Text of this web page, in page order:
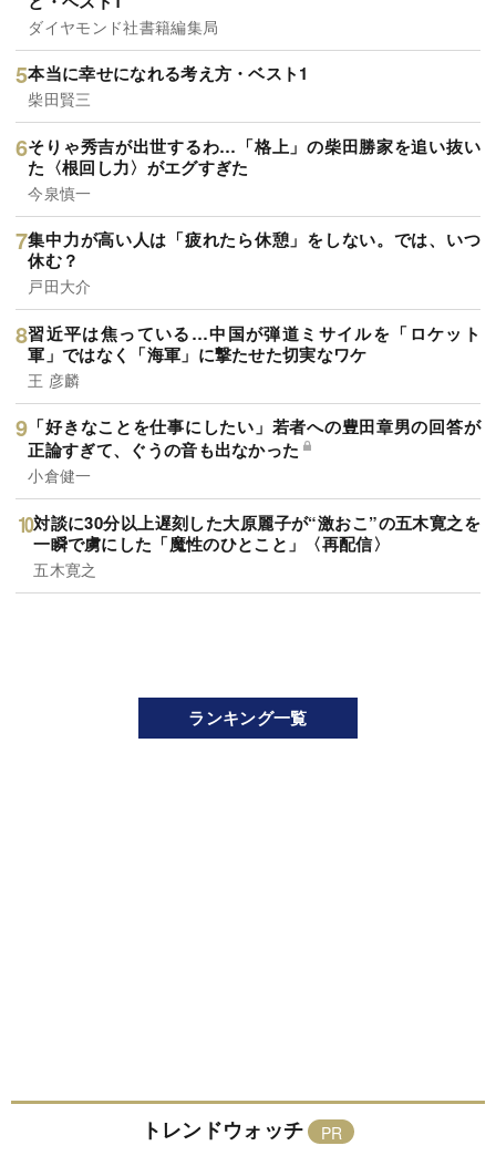
ダイヤモンド社書籍編集局
本当に幸せになれる考え方・ベスト1
柴田賢三
そりゃ秀吉が出世するわ…「格上」の柴田勝家を追い抜い
た〈根回し力〉がエグすぎた
今泉慎一
集中力が高い人は「疲れたら休憩」をしない。では、いつ
休む？
戸田大介
習近平は焦っている…中国が弾道ミサイルを「ロケット
軍」ではなく「海軍」に撃たせた切実なワケ
王 彦麟
「好きなことを仕事にしたい」若者への豊田章男の回答が
正論すぎて、ぐうの音も出なかった
小倉健一
対談に30分以上遅刻した大原麗子が“激おこ”の五木寛之を
一瞬で虜にした「魔性のひとこと」〈再配信〉
五木寛之
ランキング一覧
トレンドウォッチ